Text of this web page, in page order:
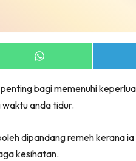
Share
on
bagi memenuhi
anda tidur.
dipandang remeh kerana
kesihatan.